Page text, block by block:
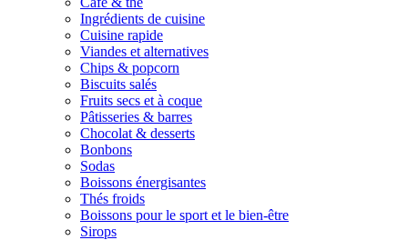
Ingrédients de cuisine
Cuisine rapide
Viandes et alternatives
Chips & popcorn
Biscuits salés
Fruits secs et à coque
Pâtisseries & barres
Chocolat & desserts
Bonbons
Sodas
Boissons énergisantes
Thés froids
Boissons pour le sport et le bien-être
Sirops